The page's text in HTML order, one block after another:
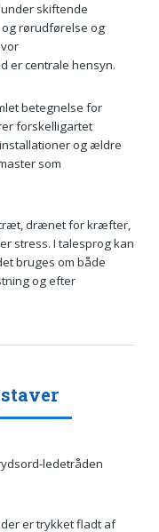
skiftende
rørudførelse og
er centrale hensyn.
betegnelse for
forskelligartet
og ældre
som
træt, drænet for kræfter,
stress. I talesprog kan
bruges om både
og efter
ledetråden
er trykket fladt af